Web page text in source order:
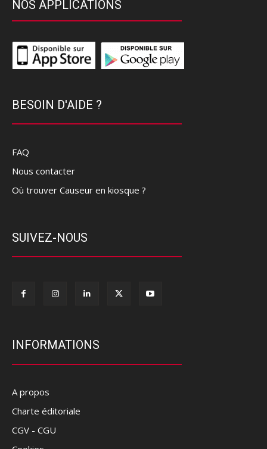
NOS APPLICATIONS
BESOIN D'AIDE ?
FAQ
Nous contacter
Où trouver Causeur en kiosque ?
SUIVEZ-NOUS
INFORMATIONS
A propos
Charte éditoriale
CGV - CGU